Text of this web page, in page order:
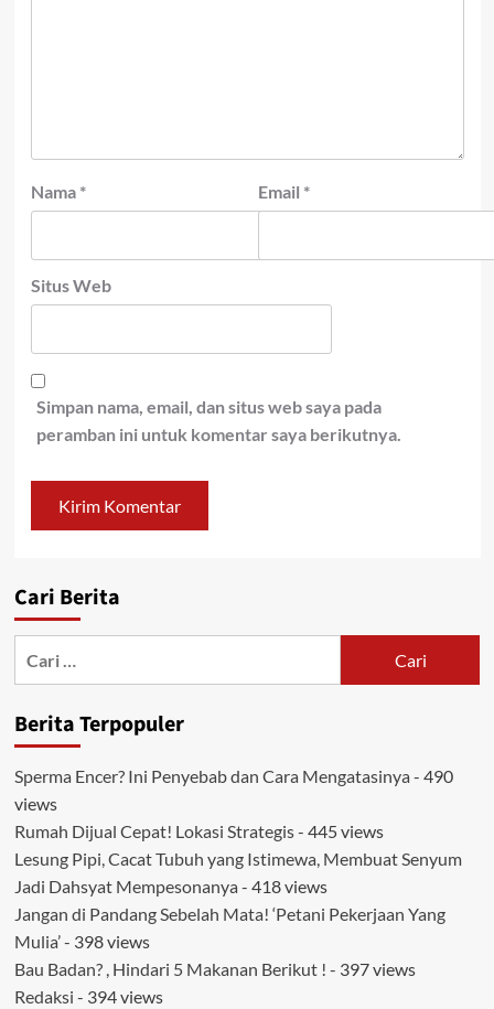
Nama * Email *
Situs Web
Simpan nama, email, dan situs web saya pada
peramban ini untuk komentar saya berikutnya.
Cari Berita
Berita Terpopuler
Sperma Encer? Ini Penyebab dan Cara Mengatasinya - 490
views
Rumah Dijual Cepat! Lokasi Strategis- 445 views
Lesung Pipi, Cacat Tubuh yang Istimewa, Membuat Senyum
Jadi Dahsyat Mempesonanya - 418 views
Jangan di Pandang Sebelah Mata! ‘Petani Pekerjaan Yang
Mulia’- 398 views
Bau Badan? , Hindari 5 Makanan Berikut ! - 397 views
Redaksi - 394 views